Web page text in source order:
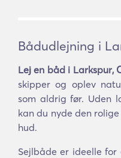
Bådudlejning i
Lej en båd i Larkspur,
skipper og oplev
som aldrig før. Uden
kan du nyde den
hud.
Sejlbåde er ideelle